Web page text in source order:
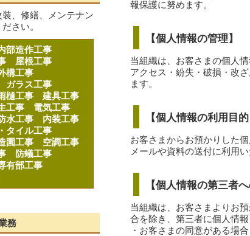
報保護に努めます。
【個人情報の管理】
当組織は、お客さまの個人
アクセス・紛失・破損・改
ます。
【個人情報の利用目的
お客さまからお預かりした
メールや資料の送付に利用い
【個人情報の第三者
当組織は、お客さまよりお
合を除き、第三者に個人情報
・お客さまの同意がある場合
、修繕、メンテナン
さい。
部造作工事
屋根工事
構工事
ガラス工事
樋工事 建具工事
工事 電気工事
水工事 内装工事
タイル工事
園工事 空調工事
防蟻工事
有部工事
務